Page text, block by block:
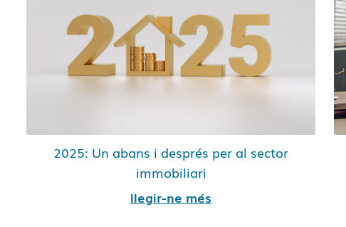
2025: Un abans i després per al sector
immobiliari
llegir-ne més